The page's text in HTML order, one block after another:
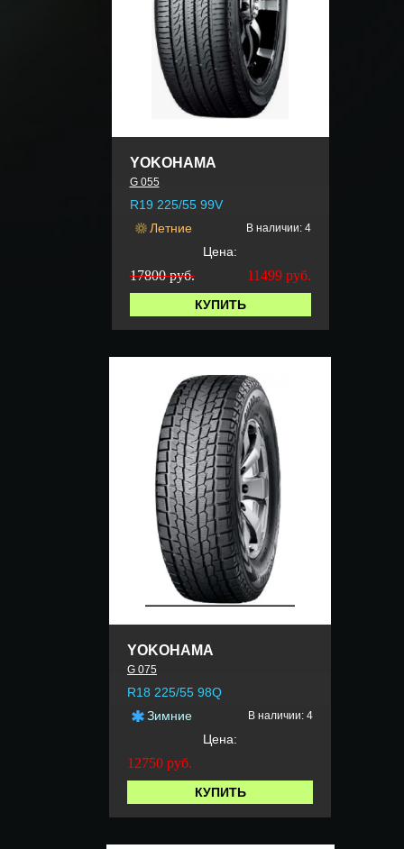
YOKOHAMA
G 055
R19 225/55 99V
Летние
В наличии: 4
Цена:
17800 руб. 11499 руб.
КУПИТЬ
YOKOHAMA
G 075
R18 225/55 98Q
Зимние
В наличии: 4
Цена:
12750 руб.
КУПИТЬ